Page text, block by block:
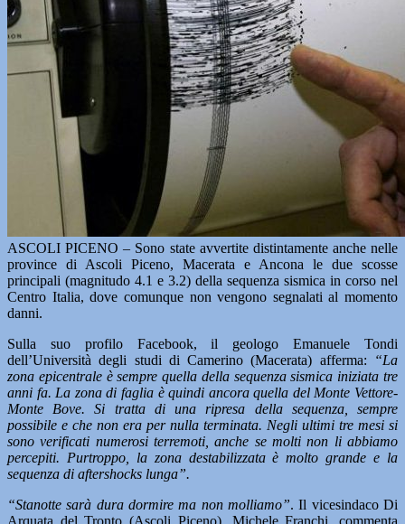
ASCOLI PICENO – Sono state avvertite distintamente anche nelle
province di Ascoli Piceno, Macerata e Ancona le due scosse
principali (magnitudo 4.1 e 3.2) della sequenza sismica in corso nel
Centro Italia, dove comunque non vengono segnalati al momento
danni.
Sulla suo profilo Facebook, il geologo Emanuele Tondi
dell’Università degli studi di Camerino (Macerata) afferma:
“La
zona epicentrale è sempre quella della sequenza sismica iniziata tre
anni fa. La zona di faglia è quindi ancora quella del Monte Vettore-
Monte Bove. Si tratta di una ripresa della sequenza, sempre
possibile e che non era per nulla terminata. Negli ultimi tre mesi si
sono verificati numerosi terremoti, anche se molti non li abbiamo
percepiti. Purtroppo, la zona destabilizzata è molto grande e la
sequenza di aftershocks lunga”.
“Stanotte sarà dura dormire ma non molliamo”. Il vicesindaco Di
Arquata del Tronto (Ascoli Piceno), Michele Franchi, commenta